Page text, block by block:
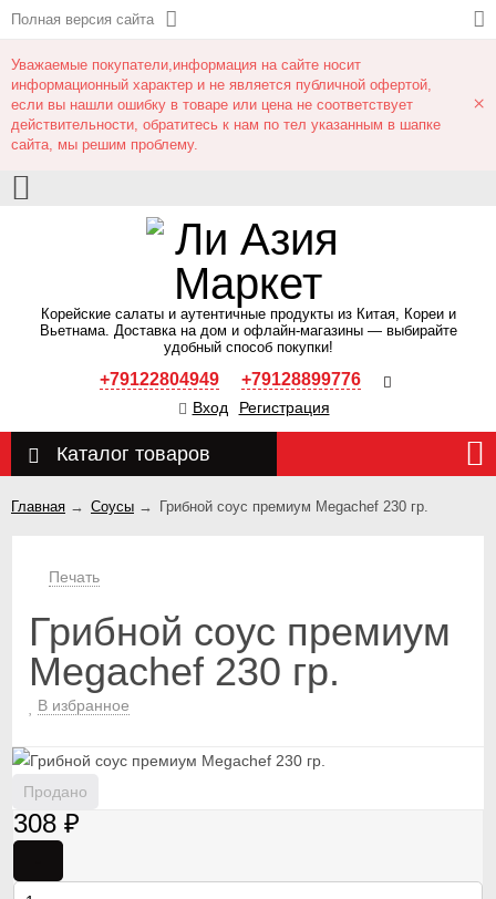
Полная версия сайта
Уважаемые покупатели,информация на сайте носит
информационный характер и не является публичной офертой,
если вы нашли ошибку в товаре или цена не соответствует
действительности, обратитесь к нам по тел указанным в шапке
сайта, мы решим проблему.
×
Корейские салаты и аутентичные продукты из Китая, Кореи и
Вьетнама. Доставка на дом и офлайн‑магазины — выбирайте
удобный способ покупки!
+79122804949 +79128899776
Вход Регистрация
Каталог товаров
Главная → Соусы → Грибной соус премиум Megachef 230 гр.
Печать
Грибной соус премиум
Megachef 230 гр.
В избранное
Продано
308 ₽